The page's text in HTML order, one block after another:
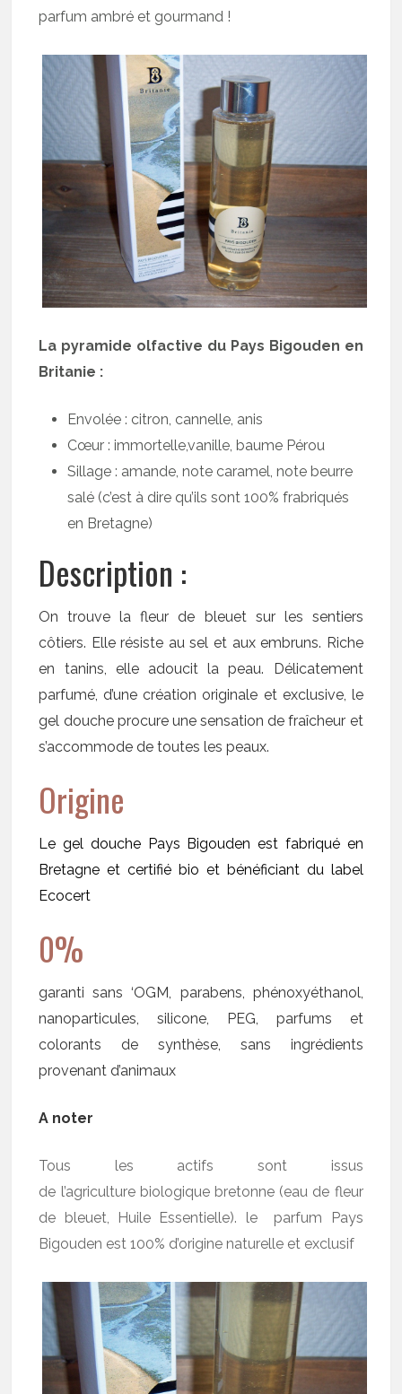
parfum ambré et gourmand !
La pyramide olfactive du Pays Bigouden en
Britanie :
Envolée : citron, cannelle, anis
Cœur : immortelle,vanille, baume Pérou
Sillage : amande, note caramel, note beurre
salé (c’est à dire qu’ils sont 100% frabriqués
en Bretagne)
Description :
On trouve la fleur de bleuet sur les sentiers
côtiers. Elle résiste au sel et aux embruns. Riche
en tanins, elle adoucit la peau. Délicatement
parfumé, d’une création originale et exclusive, le
gel douche procure une sensation de fraîcheur et
s’accommode de toutes les peaux.
Origine
Le gel douche Pays Bigouden est fabriqué en
Bretagne et certifié bio et bénéficiant du label
Ecocert
0%
garanti sans ‘OGM, parabens, phénoxyéthanol,
nanoparticules, silicone, PEG, parfums et
colorants de synthèse, sans ingrédients
provenant d’animaux
A noter
Tous les actifs sont issus
de l’agriculture biologique bretonne (eau de fleur
de bleuet, Huile Essentielle). le parfum Pays
Bigouden est 100% d’origine naturelle et exclusif